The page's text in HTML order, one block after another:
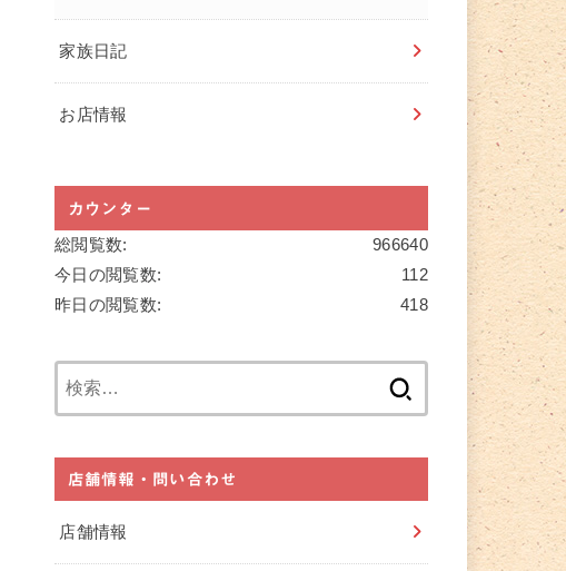
家族日記
お店情報
カウンター
966640
総閲覧数:
112
今日の閲覧数:
418
昨日の閲覧数:
店舗情報・問い合わせ
店舗情報